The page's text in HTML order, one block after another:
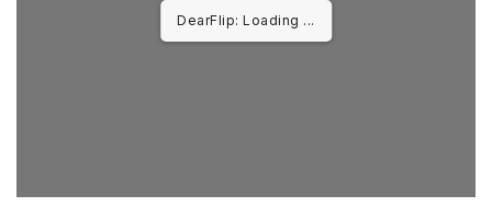
DearFlip: Loading PDF 100%